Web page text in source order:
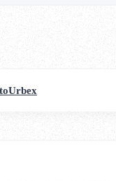
Urbex